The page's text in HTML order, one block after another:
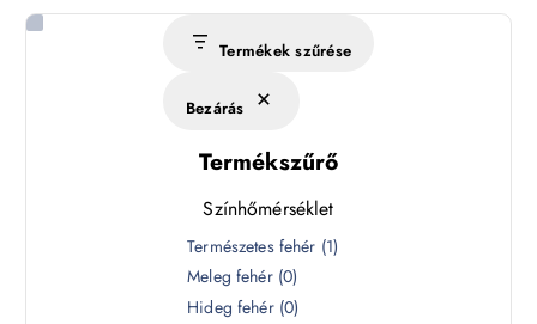
Termékek szűrése
Bezárás
Termékszűrő
Színhőmérséklet
Természetes fehér (1)
Meleg fehér (0)
Hideg fehér (0)